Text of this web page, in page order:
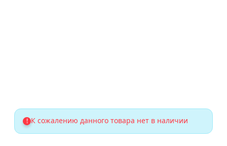
! К сожалению данного товара нет в наличии